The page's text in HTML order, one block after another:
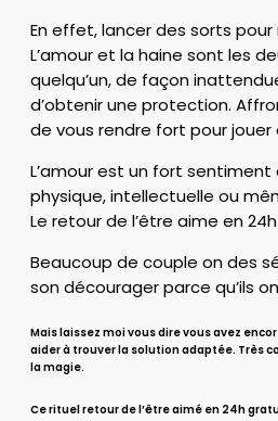
En effet, lancer des sorts pour
L’amour et la haine sont les
quelqu’un, de façon
d’obtenir une protection.
de vous rendre fort pour
L’amour est un fort
physique, intellectuelle ou
Le retour de l’être aime en
Beaucoup de couple on des
son décourager parce qu’ils
Mais laissez moi vous dire vous avez
aider à trouver la solution adaptée. Très
la magie.
Ce rituel retour de l’être aimé en 24h